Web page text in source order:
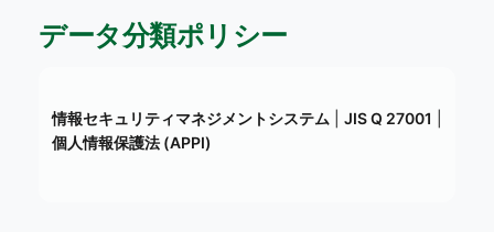
データ分類ポリシー
情報セキュリティマネジメントシステム JIS Q 27001
個人情報保護法 (APPI)